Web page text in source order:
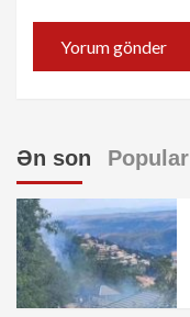
Ən son Popular